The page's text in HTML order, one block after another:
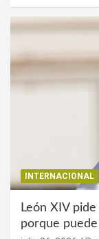
INTERNACIONAL
León XIV
porque